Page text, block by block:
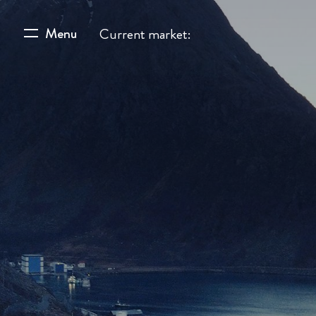
Menu Current market: